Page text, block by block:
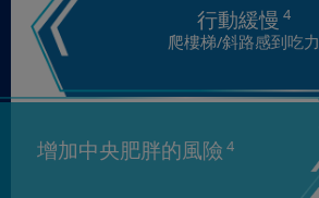
行動緩慢 4
爬樓梯/斜路感到吃力
增加中央肥胖的風險